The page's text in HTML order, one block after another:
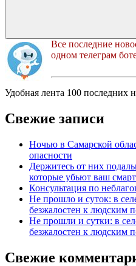
Все последние
одном телеграм
Удобная лента 100 последних
Свежие записи
Ночью в Самарской
опасности
Держитесь от них
которые убьют ваш
Консультация по
Не прошло и суток: в
безжалостен к людским
Не прошли и сутки: в
безжалостен к людским
Свежие